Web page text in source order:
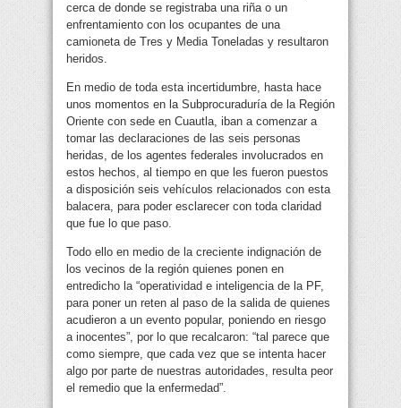
cerca de donde se registraba una riña o un
enfrentamiento con los ocupantes de una
camioneta de Tres y Media Toneladas y resultaron
heridos.
En medio de toda esta incertidumbre, hasta hace
unos momentos en la Subprocuraduría de la Región
Oriente con sede en Cuautla, iban a comenzar a
tomar las declaraciones de las seis personas
heridas, de los agentes federales involucrados en
estos hechos, al tiempo en que les fueron puestos
a disposición seis vehículos relacionados con esta
balacera, para poder esclarecer con toda claridad
que fue lo que paso.
Todo ello en medio de la creciente indignación de
los vecinos de la región quienes ponen en
entredicho la “operatividad e inteligencia de la PF,
para poner un reten al paso de la salida de quienes
acudieron a un evento popular, poniendo en riesgo
a inocentes”, por lo que recalcaron: “tal parece que
como siempre, que cada vez que se intenta hacer
algo por parte de nuestras autoridades, resulta peor
el remedio que la enfermedad”.